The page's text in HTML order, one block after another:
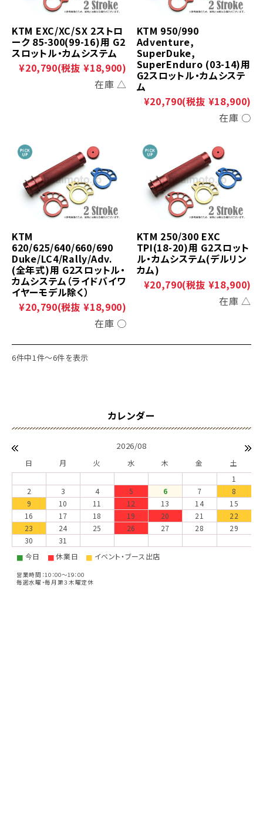
KTM EXC/XC/SX 2ストロ
ーク 85-300(99-16)用 G2
スロットル・カムシステム
¥20,790(税抜 ¥18,900)
在庫 △
KTM 950/990
Adventure,
SuperDuke,
SuperEnduro (03-14)用
G2スロットル・カムシステ
ム
¥20,790(税抜 ¥18,900)
在庫 ○
KTM
620/625/640/660/690
Duke/LC4/Rally/Adv.
(全年式)用 G2スロットル・
カムシステム（ライドバイワ
イヤーモデル除く）
¥20,790(税抜 ¥18,900)
在庫 ○
KTM 250/300 EXC
TPI(18-20)用 G2スロット
ル・カムシステム(デルリン
カム)
¥20,790(税抜 ¥18,900)
在庫 △
6件中1件～6件を表示
2026/08
日 月 火 水 木 金
土
1
2
3 4 5 6 7
8
9
10 11 12 13 14
15
16
17 18 19 20 21
22
23
24 25 26 27 28
29
30
31
■ 今日 ■休業日 ■ イベント・ブース出店
営業時間：10：00～19：00
毎週水曜・毎月第３木曜定休